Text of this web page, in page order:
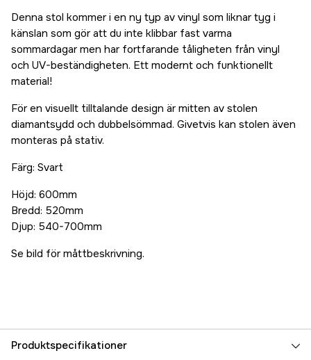
Denna stol kommer i en ny typ av vinyl som liknar tyg i
känslan som gör att du inte klibbar fast varma
sommardagar men har fortfarande tåligheten från vinyl
och UV-beständigheten. Ett modernt och funktionellt
material!
För en visuellt tilltalande design är mitten av stolen
diamantsydd och dubbelsömmad. Givetvis kan stolen även
monteras på stativ.
Färg: Svart
Höjd: 600mm
Bredd: 520mm
Djup: 540-700mm
Se bild för måttbeskrivning.
Produktspecifikationer